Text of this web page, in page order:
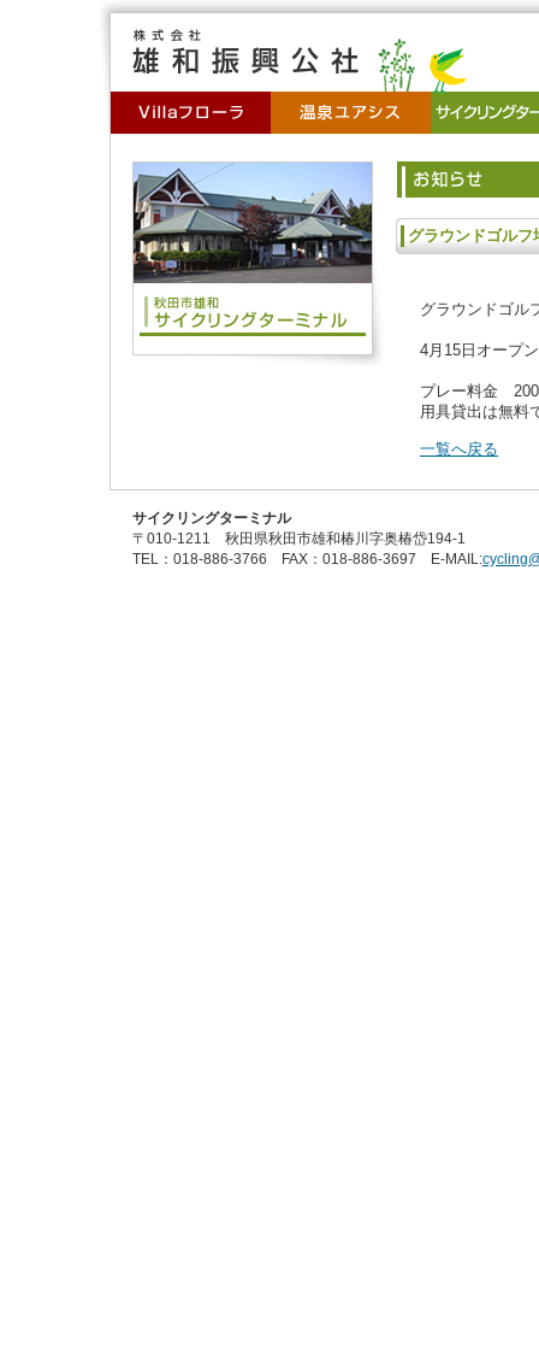
グラウンドゴルフ
グラウンドゴル
4月15日オープ
プレー料金
用具貸出は無料
一覧へ戻る
サイクリングターミナル
〒010-1211 秋田県秋田市雄和椿川字奥椿岱194-1
TEL：018-886-3766 FAX：018-886-3697 E-MAIL: